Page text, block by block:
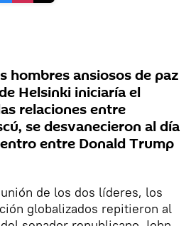
hombres ansiosos de paz
Helsinki iniciaría el
relaciones entre
se desvanecieron al día
entre Donald Trump
de los dos líderes, los
globalizados repitieron al